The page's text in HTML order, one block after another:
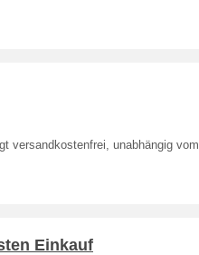
versandkostenfrei, unabhängig vom
Einkauf